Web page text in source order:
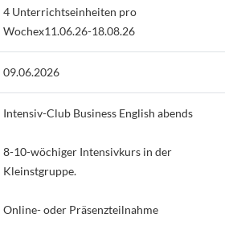
4 Unterrichtseinheiten pro
Wochex11.06.26-18.08.26
09.06.2026
Intensiv-Club Business English abends
8-10-wöchiger Intensivkurs in der
Kleinstgruppe.
Online- oder Präsenzteilnahme